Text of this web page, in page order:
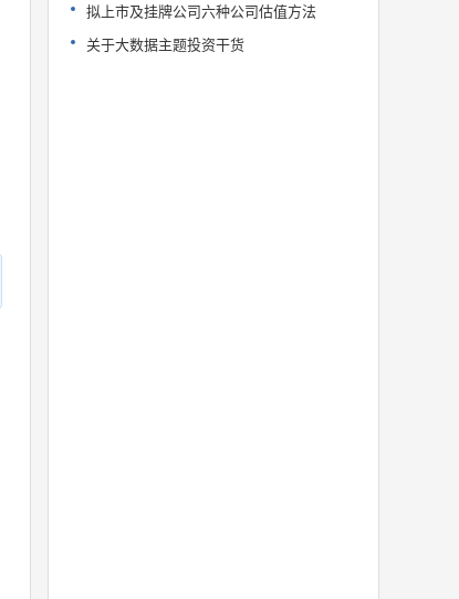
拟上市及挂牌公司六种公司估值方法
关于大数据主题投资干货